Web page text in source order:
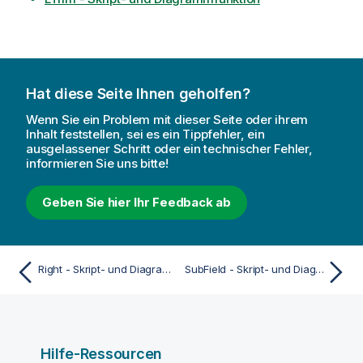
Hat diese Seite Ihnen geholfen?
Wenn Sie ein Problem mit dieser Seite oder ihrem
Inhalt feststellen, sei es ein Tippfehler, ein
ausgelassener Schritt oder ein technischer Fehler,
informieren Sie uns bitte!
Geben Sie hier Ihr Feedback ab
Right - Skript- und Diagrammfunktion SubField - Skript- und Diagrammfunktion
Hilfe-Ressourcen